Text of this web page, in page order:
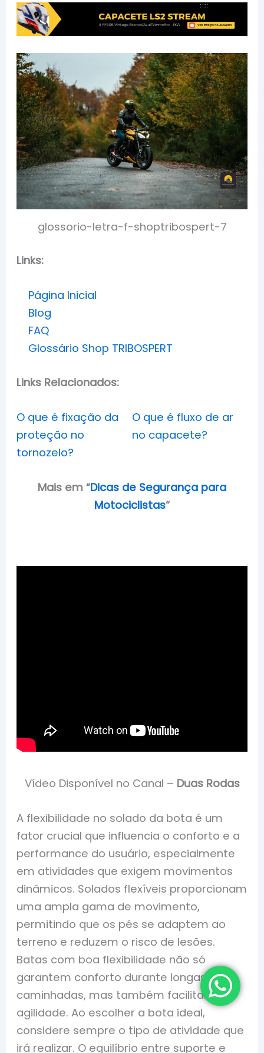
glossorio-letra-f-shoptribospert-7
Links:
Página Inicial
Blog
FAQ
Glossário Shop TRIBOSPERT
Links Relacionados:
O que é fixação da
proteção no
tornozelo?
O que é fluxo de ar
no capacete?
Mais em “Dicas de Segurança para
Motociclistas“
Vídeo Disponível no Canal – Duas Rodas
A flexibilidade no solado da bota é um
fator crucial que influencia o conforto e a
performance do usuário, especialmente
em atividades que exigem movimentos
dinâmicos. Solados flexíveis proporcionam
uma ampla gama de movimento,
permitindo que os pés se adaptem ao
terreno e reduzem o risco de lesões.
Batas com boa flexibilidade não só
garantem conforto durante longas
caminhadas, mas também facilitam a
agilidade. Ao escolher a bota ideal,
considere sempre o tipo de atividade que
irá realizar. O equilíbrio entre suporte e